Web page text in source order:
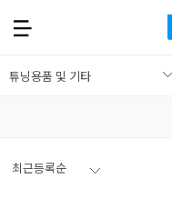
튜닝용품 및 기타
최근등록순